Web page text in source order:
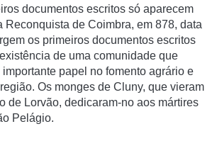
documentos escritos só aparecem
Reconquista de Coimbra, em 878, data
os primeiros documentos escritos
de uma comunidade que
papel no fomento agrário e
Os monges de Cluny, que vieram
de Lorvão, dedicaram-no aos mártires
Pelágio.